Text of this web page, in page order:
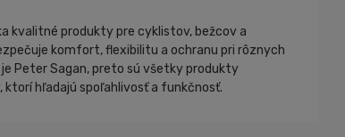
kvalitné produkty pre cyklistov, bežcov a
komfort, flexibilitu a ochranu pri rôznych
Peter Sagan, preto sú všetky produkty
hľadajú spoľahlivosť a funkčnosť.